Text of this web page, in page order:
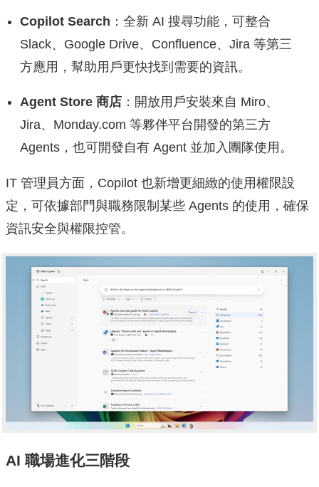
Copilot Search ：全新 AI 搜尋功能，可整合
Slack、Google Drive、Confluence、Jira 等第三
方應用，幫助用戶更快找到需要的資訊。
Agent Store 商店 ：開放用戶安裝來自 Miro、
Jira、Monday.com 等夥伴平台開發的第三方
Agents，也可開發自有 Agent 並加入團隊使用。
IT 管理員方面，Copilot 也新增更細緻的使用權限設
定，可依據部門與職務限制某些 Agents 的使用，確保
資訊安全與權限控管。
AI 職場進化三階段